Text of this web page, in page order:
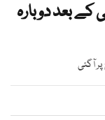
بعد دوبارہ